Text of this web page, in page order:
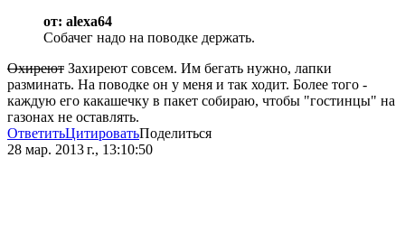
от: alexa64
Собачег надо на поводке держать.
Охиреют Захиреют совсем. Им бегать нужно, лапки
разминать. На поводке он у меня и так ходит. Более того -
каждую его какашечку в пакет собираю, чтобы "гостинцы" на
газонах не оставлять.
ОтветитьЦитироватьПоделиться
28 мар. 2013 г., 13:10:50